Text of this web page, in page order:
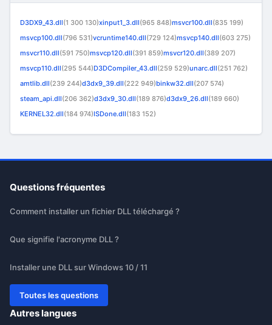
D3DX9_43.dll(1 300 130)xinput1_3.dll(965 848)msvcr100.dll(835 199)
msvcp100.dll(796 531)vcruntime140.dll(729 124)msvcp140.dll(603 275)
msvcr110.dll(591 750)msvcp120.dll(391 859)msvcr120.dll(389 207)
msvcp110.dll(295 544)D3DCompiler_43.dll(259 529)unarc.dll(251 762)
amtlib.dll(239 244)d3dx9_39.dll(222 949)binkw32.dll(207 574)
steam_api.dll(206 362)d3dx9_30.dll(189 876)d3dx9_26.dll(189 660)
KERNEL32.dll(184 974)ISDone.dll(183 152)
Questions fréquentes
Comment installer un fichier DLL téléchargé ?
Que signifie l'acronyme DLL ?
Installer une DLL sur Windows 10 / 11
Toutes les questions
Autres langues